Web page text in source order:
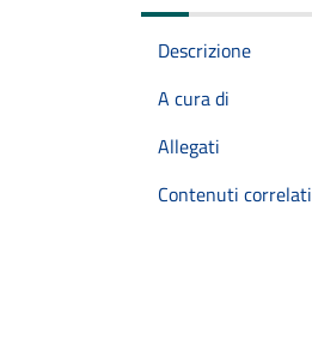
Descrizione
A cura di
Allegati
Contenuti correlati